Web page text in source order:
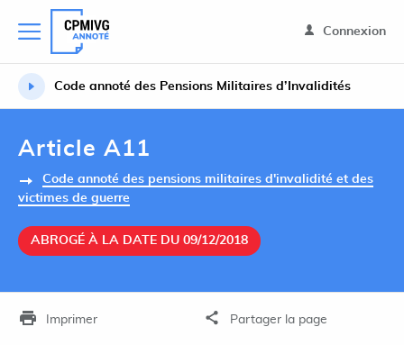
Connexion
Code annoté des Pensions Militaires d’Invalidités
Article A11
Code annoté des pensions militaires d'invalidité et des
victimes de guerre
ABROGÉ À LA DATE DU 09/12/2018
Imprimer Partager la page